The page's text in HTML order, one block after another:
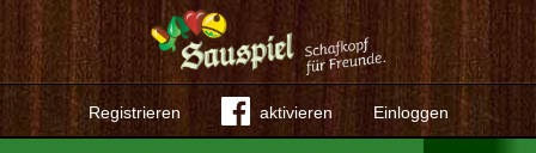
Registrieren aktivieren Einloggen